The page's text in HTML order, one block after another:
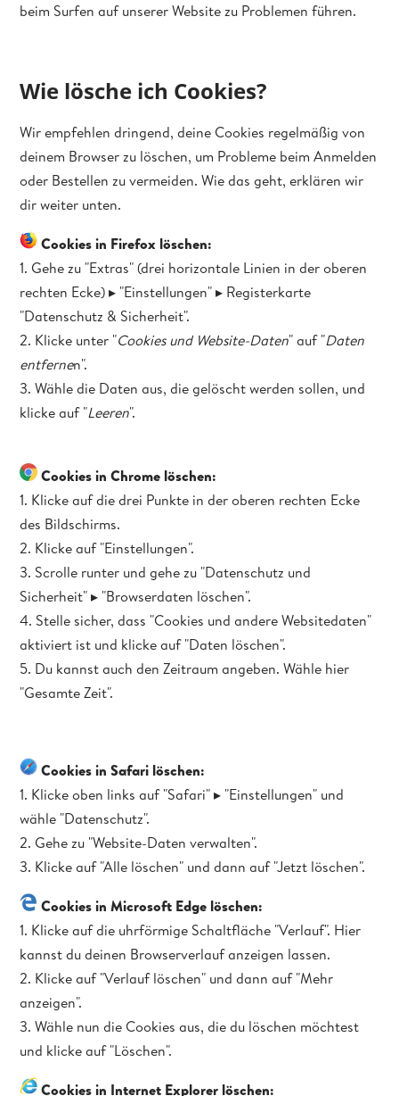
beim Surfen auf unserer Website zu Problemen führen.
Wie lösche ich Cookies?
Wir empfehlen dringend, deine Cookies regelmäßig von
deinem Browser zu löschen, um Probleme beim Anmelden
oder Bestellen zu vermeiden. Wie das geht, erklären wir
dir weiter unten.
Cookies in Firefox löschen:
1. Gehe zu "Extras" (drei horizontale Linien in der oberen
rechten Ecke) ▸ "Einstellungen" ▸ Registerkarte
"Datenschutz & Sicherheit".
2. Klicke unter "Cookies und Website-Daten" auf "Daten
entfernen".
3. Wähle die Daten aus, die gelöscht werden sollen, und
klicke auf "Leeren".
Cookies in Chrome löschen:
1. Klicke auf die drei Punkte in der oberen rechten Ecke
des Bildschirms.
2. Klicke auf "Einstellungen".
3. Scrolle runter und gehe zu "Datenschutz und
Sicherheit" ▸ "Browserdaten löschen".
4. Stelle sicher, dass "Cookies und andere Websitedaten"
aktiviert ist und klicke auf "Daten löschen".
5. Du kannst auch den Zeitraum angeben. Wähle hier
"Gesamte Zeit".
Cookies in Safari löschen:
1. Klicke oben links auf "Safari" ▸ "Einstellungen" und
wähle "Datenschutz".
2. Gehe zu "Website-Daten verwalten".
3. Klicke auf "Alle löschen" und dann auf "Jetzt löschen".
Cookies in Microsoft Edge löschen:
1. Klicke auf die uhrförmige Schaltfläche "Verlauf". Hier
kannst du deinen Browserverlauf anzeigen lassen.
2. Klicke auf "Verlauf löschen" und dann auf "Mehr
anzeigen".
3. Wähle nun die Cookies aus, die du löschen möchtest
und klicke auf "Löschen".
Cookies in Internet Explorer löschen: